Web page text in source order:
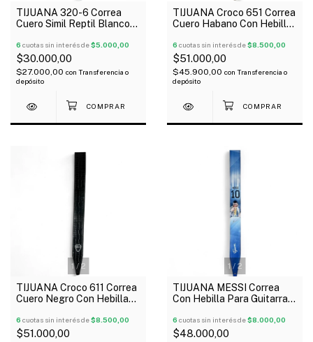
TIJUANA 320-6 Correa
Cuero Simil Reptil Blanco
6 cuotas sin interés de$5.000,00
$30.000,00
$27.000,00 con Transferencia o
depósito
TIJUANA Croco 651 Correa
Cuero Habano Con Hebilla
6 cuotas sin interés de$8.500,00
$51.000,00
$45.900,00 con Transferencia o
depósito
1/2
TIJUANA Croco 611 Correa
Cuero Negro Con Hebilla
6 cuotas sin interés de$8.500,00
$51.000,00
1/ 2
TIJUANA MESSI Correa
Con Hebilla Para Guitarra
6 cuotas sin interés de$8.000,00
$48.000,00